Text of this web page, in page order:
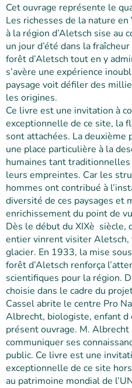
Cet ouvrage représente le
Les richesses de la nature en
à la région d’Aletsch sise
un jour d’été dans la
forêt d’Aletsch tout en y
s’avère une expérience
paysage voit défiler des
les origines.
Ce livre est une invitation à
exceptionnelle de ce site, la
sont attachées. La deuxième
une place particulière à la
humaines tant
leurs empreintes. Car les
hommes ont contribué à
diversité de ces paysages et
enrichissement du point de
Dès le début du XIXè siècle,
entier vinrent visiter Aletsch,
glacier. En 1933, la mise
forêt d’Aletsch renforça
scientifiques pour la région.
choisie dans le cadre du
Cassel abrite le centre Pro
Albrecht, biologiste, enfant d
présent ouvrage. M.
communiquer ses
public. Ce livre est une
exceptionnelle de ce site
au patrimoine mondial de